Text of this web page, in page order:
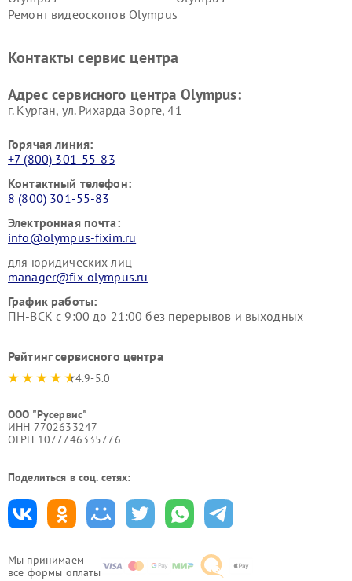
Мы принимаем
все формы оплаты
Ремонт видеоскопов Olympus
Контакты сервис центра
Адрес сервисного центра Olympus:
г. Курган, ул. Рихарда Зорге, 41
Горячая линия:
+7 (800) 301-55-83
Контактный телефон:
8 (800) 301-55-83
Электронная почта:
info@olympus-fixim.ru
для юридических лиц
manager@fix-olympus.ru
График работы:
ПН-ВСК с 9:00 до 21:00 без перерывов и выходных
Рейтинг сервисного центра
4.9-5.0
ООО "Русервис"
ИНН 7702633247
ОГРН 1077746335776
Поделиться в соц. сетях: